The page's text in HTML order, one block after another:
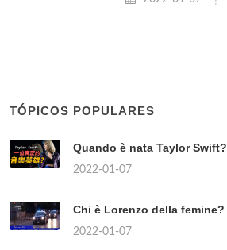
TÓPICOS POPULARES
Quando è nata Taylor Swift?
2022-01-07
Chi è Lorenzo della femine?
2022-01-07